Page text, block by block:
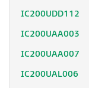
IC200UDD112
IC200UAA003
IC200UAA007
IC200UAL006